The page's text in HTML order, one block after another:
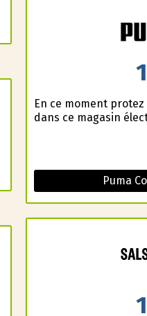
En ce moment
dans ce magasin
Puma